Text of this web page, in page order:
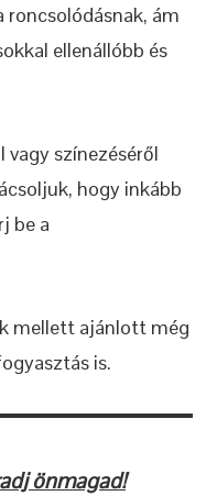
roncsolódásnak, ám
ellenállóbb és
vagy színezéséről
hogy inkább
be a
mellett ajánlott még
is.
önmagad!